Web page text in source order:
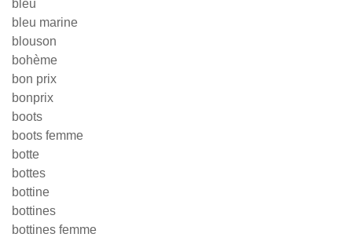
bleu
bleu marine
blouson
bohème
bon prix
bonprix
boots
boots femme
botte
bottes
bottine
bottines
bottines femme